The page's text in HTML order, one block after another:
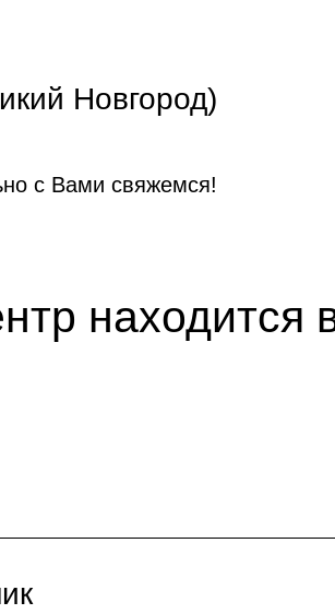
Новгород)
с Вами свяжемся!
находится